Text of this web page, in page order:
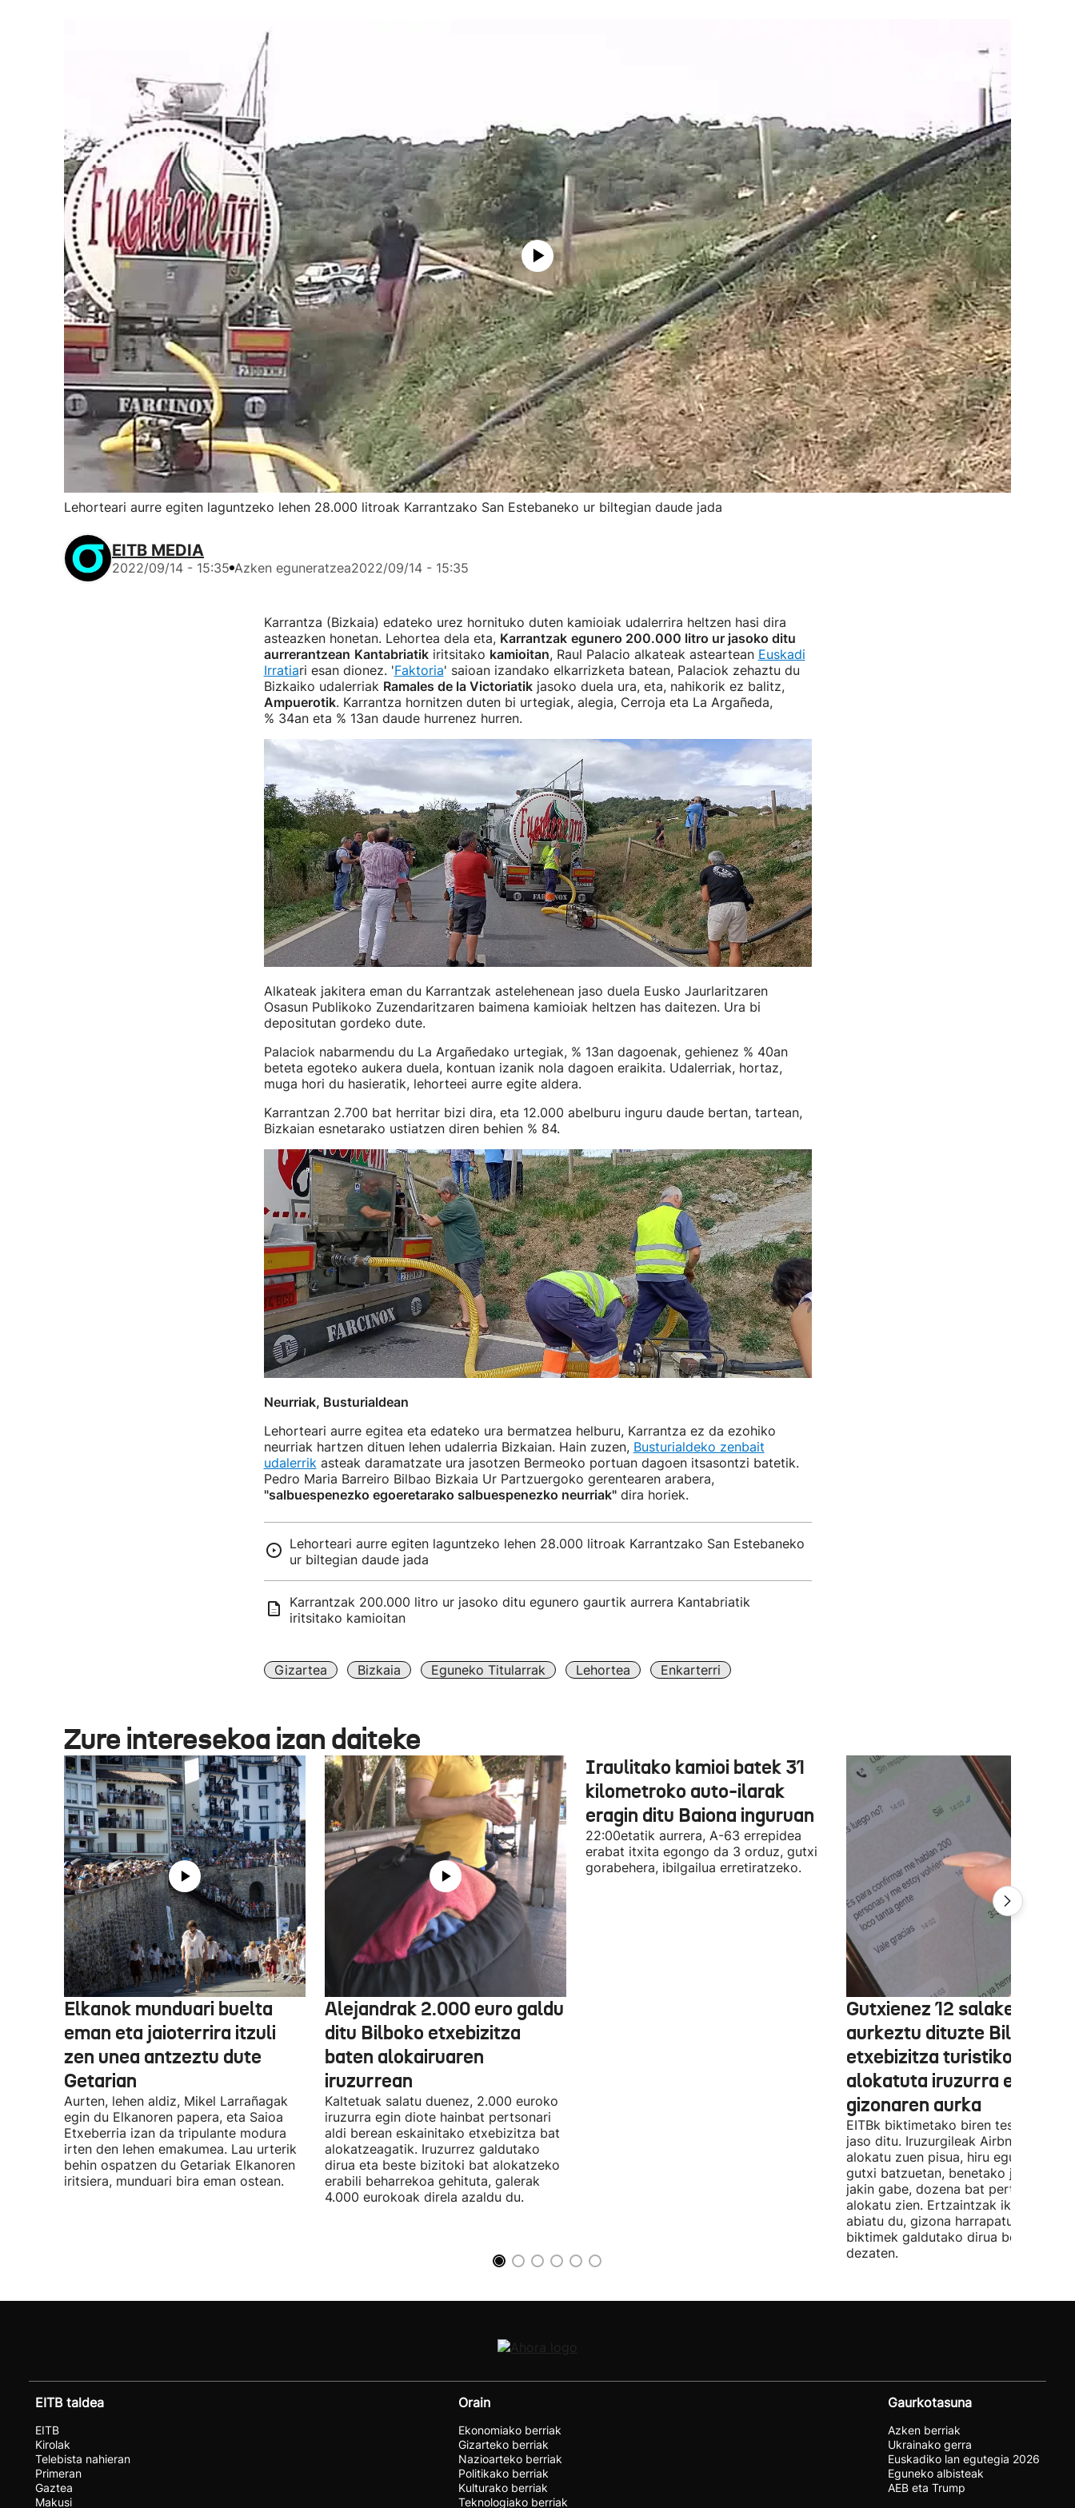
Lehorteari aurre egiten laguntzeko lehen 28.000 litroak Karrantzako San Estebaneko ur biltegian daude jada
EITB MEDIA
2022/09/14 - 15:35 Azken eguneratzea2022/09/14 - 15:35
Karrantza (Bizkaia) edateko urez hornituko duten kamioiak udalerrira heltzen hasi dira
asteazken honetan. Lehortea dela eta, Karrantzak egunero 200.000 litro ur jasoko ditu
aurrerantzean Kantabriatikiritsitako kamioitan, Raul Palacio alkateak asteartean Euskadi
Irratiari esan dionez. 'Faktoria' saioan izandako elkarrizketa batean, Palaciok zehaztu du
Bizkaiko udalerriak Ramales de la Victoriatikjasoko duela ura, eta, nahikorik ez balitz,
Ampuerotik. Karrantza hornitzen duten bi urtegiak, alegia, Cerroja eta La Argañeda,
% 34an eta % 13an daude hurrenez hurren.
Alkateak jakitera eman du Karrantzak astelehenean jaso duela Eusko Jaurlaritzaren
Osasun Publikoko Zuzendaritzaren baimena kamioiak heltzen has daitezen. Ura bi
depositutan gordeko dute.
Palaciok nabarmendu du La Argañedako urtegiak, % 13an dagoenak, gehienez % 40an
beteta egoteko aukera duela, kontuan izanik nola dagoen eraikita. Udalerriak, hortaz,
muga hori du hasieratik, lehorteei aurre egite aldera.
Karrantzan 2.700 bat herritar bizi dira, eta 12.000 abelburu inguru daude bertan, tartean,
Bizkaian esnetarako ustiatzen diren behien % 84.
Neurriak, Busturialdean
Lehorteari aurre egitea eta edateko ura bermatzea helburu, Karrantza ez da ezohiko
neurriak hartzen dituen lehen udalerria Bizkaian. Hain zuzen, Busturialdeko zenbait
udalerrik asteak daramatzate ura jasotzen Bermeoko portuan dagoen itsasontzi batetik.
Pedro Maria Barreiro Bilbao Bizkaia Ur Partzuergoko gerentearen arabera,
"salbuespenezko egoeretarako salbuespenezko neurriak"dira horiek.
Lehorteari aurre egiten laguntzeko lehen 28.000 litroak Karrantzako San Estebaneko
ur biltegian daude jada
Karrantzak 200.000 litro ur jasoko ditu egunero gaurtik aurrera Kantabriatik
iritsitako kamioitan
Gizartea Bizkaia Eguneko Titularrak Lehortea Enkarterri
Zure interesekoa izan daiteke
Elkanok munduari buelta
eman eta jaioterrira itzuli
zen unea antzeztu dute
Getarian
Aurten, lehen aldiz, Mikel Larrañagak
egin du Elkanoren papera, eta Saioa
Etxeberria izan da tripulante modura
irten den lehen emakumea. Lau urterik
behin ospatzen du Getariak Elkanoren
iritsiera, munduari bira eman ostean.
Alejandrak 2.000 euro galdu
ditu Bilboko etxebizitza
baten alokairuaren
iruzurrean
Kaltetuak salatu duenez, 2.000 euroko
iruzurra egin diote hainbat pertsonari
aldi berean eskainitako etxebizitza bat
alokatzeagatik. Iruzurrez galdutako
dirua eta beste bizitoki bat alokatzeko
erabili beharrekoa gehituta, galerak
4.000 eurokoak direla azaldu du.
Iraulitako kamioi batek 31
kilometroko auto-ilarak
eragin ditu Baiona inguruan
22:00etatik aurrera, A-63 errepidea
erabat itxita egongo da 3 orduz, gutxi
gorabehera, ibilgailua erretiratzeko.
Gutxienez 12 salaketa
aurkeztu dituzte Bilbon
etxebizitza turistiko bat
alokatuta iruzurra egin
gizonaren aurka
EITBk biktimetako biren testigantzak
jaso ditu. Iruzurgileak Airbnb bidez
alokatu zuen pisua, hiru egunez. Ordu
gutxi batzuetan, benetako jabeak
jakin gabe, dozena bat pertsonari
alokatu zien. Ertzaintzak ikerketa
abiatu du, gizona harrapatu eta
biktimek galdutako dirua berreskura
dezaten.
EITB taldea
EITB
Kirolak
Telebista nahieran
Primeran
Gaztea
Makusi
Orain
Ekonomiako berriak
Gizarteko berriak
Nazioarteko berriak
Politikako berriak
Kulturako berriak
Teknologiako berriak
Gaurkotasuna
Azken berriak
Ukrainako gerra
Euskadiko lan egutegia 2026
Eguneko albisteak
AEB eta Trump